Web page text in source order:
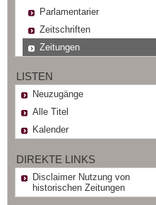
Parlamentarier
Zeitschriften
Zeitungen
LISTEN
Neuzugänge
Alle Titel
Kalender
DIREKTE LINKS
Disclaimer Nutzung von
historischen Zeitungen